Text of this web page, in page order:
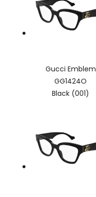
Gucci Emblem
GG1424O
Black (001)